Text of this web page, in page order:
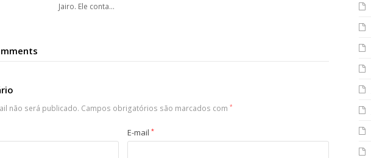
Jairo. Ele conta…
não será publicado. Campos obrigatórios são marcados com *
E-mail *